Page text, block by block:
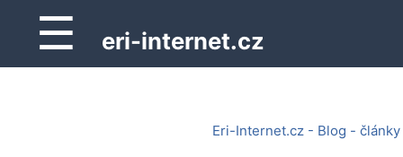
☰ eri-internet.cz
Eri-Internet.cz - Blog - články